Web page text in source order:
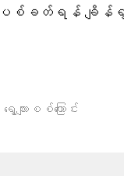
ပစ်ခတ်ရန် ချိ
ျားစစ်ကြောင်း